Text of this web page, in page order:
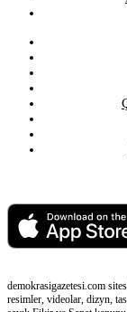
demokrasigazetesi.com
resimler, videolar, dizyn,